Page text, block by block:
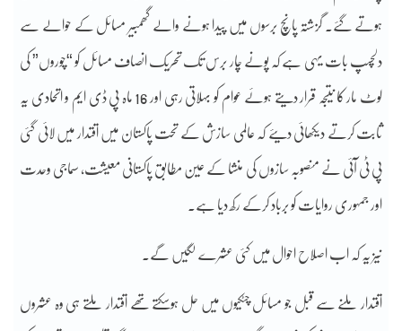
ہوتے گئے۔ گزشتہ پانچ برسوں میں پیدا ہونے والے گھمبیر مسائل کے حوالے سے
دلچسپ بات یہی ہے کہ پونے چار برس تک تحریک انصاف مسائل کو “چوروں” کی
لوٹ مار کا نتیجہ قرار دیتے ہوئے عوام کو بہلاتی رہی اور 16 ماہ پی ڈی ایم و اتحادی یہ
ثابت کرتے دیکھائی دیئے کہ عالمی سازش کے تحت پاکستان میں اقتدار میں لائی گئی
پی ٹی آئی نے منصوبہ سازوں کی منشا کے عین مطابق پاکستانی معیشت، سماجی وحدت
اور جمہوری روایات کو برباد کرکے رکھ دیا ہے۔
نیز یہ کہ اب اصلاح احوال میں کئی عشرے لگیں گے۔
اقتدار ملنے سے قبل جو مسائل چٹکیوں میں حل ہوسکتے تھے اقتدار ملتے ہی وہ عشروں